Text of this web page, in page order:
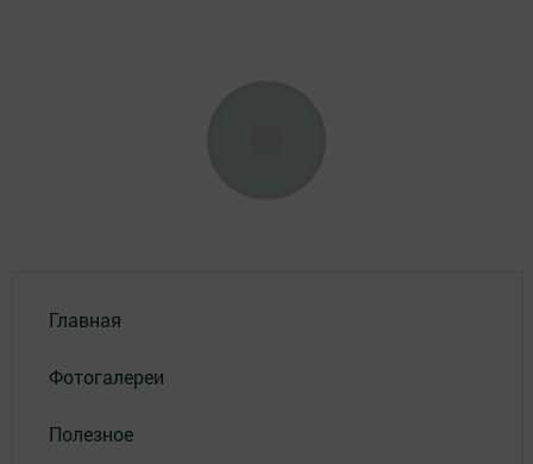
Главная
Фотогалереи
Полезное